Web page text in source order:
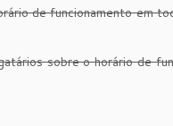
de funcionamento em
sobre o horário de